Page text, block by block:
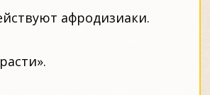
афродизиаки.